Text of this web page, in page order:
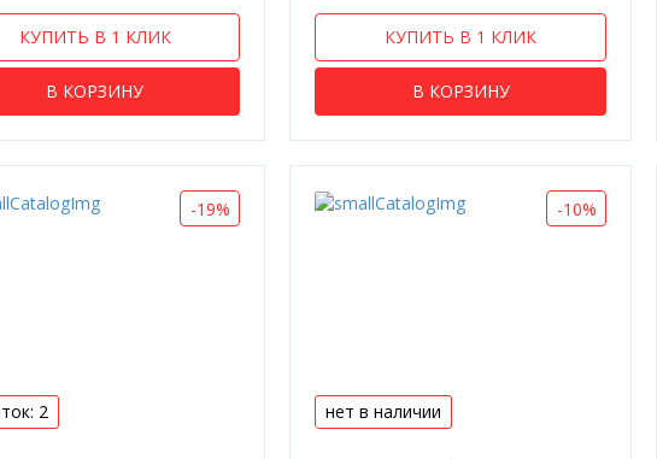
КУПИТЬ В 1 КЛИК
В КОРЗИНУ
КУПИТЬ В 1 КЛИК
В КОРЗИНУ
-19%
2
-10%
нет в наличии